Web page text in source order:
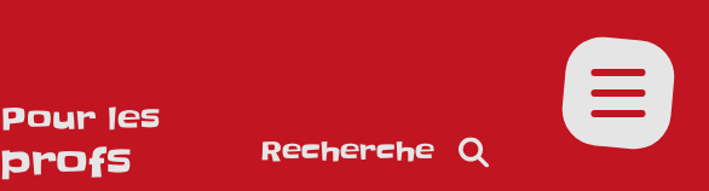
Pour les
profs Recherche
Ouvrir le